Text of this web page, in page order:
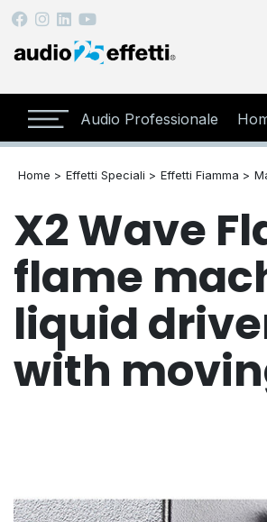
Audio Professionale
Home > Effetti Speciali > Effetti Fiamma >
X2 Wave
flame
liquid
with